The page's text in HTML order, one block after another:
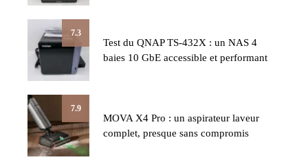
7.3
Test du QNAP TS-432X : un NAS 4
baies 10 GbE accessible et performant
7.9
MOVA X4 Pro : un aspirateur laveur
complet, presque sans compromis